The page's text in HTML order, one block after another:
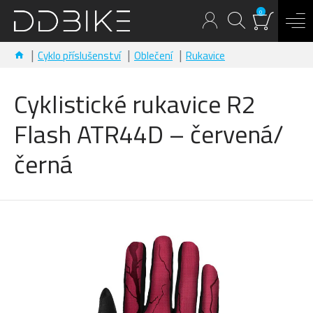
0
Cyklo příslušenství Oblečení Rukavice
Cyklistické rukavice R2
Flash ATR44D – červená/
černá